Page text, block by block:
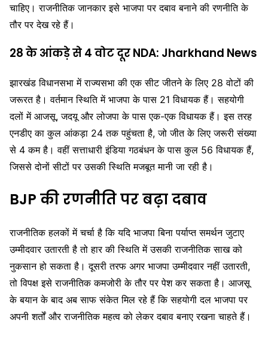
चाहिए। राजनीतिक जानकार इसे भाजपा पर दबाव बनाने की रणनीति के
तौर पर देख रहे हैं।
28 के आंकड़े से 4 वोट दूर NDA: Jharkhand News
झारखंड विधानसभा में राज्यसभा की एक सीट जीतने के लिए 28 वोटों की
जरूरत है। वर्तमान स्थिति में भाजपा के पास 21 विधायक हैं। सहयोगी
दलों में आजसू, जदयू और लोजपा के पास एक-एक विधायक हैं। इस तरह
एनडीए का कुल आंकड़ा 24 तक पहुंचता है, जो जीत के लिए जरूरी संख्या
से 4 कम है। वहीं सत्ताधारी इंडिया गठबंधन के पास कुल 56 विधायक हैं,
जिससे दोनों सीटों पर उसकी स्थिति मजबूत मानी जा रही है।
BJP की रणनीति पर बढ़ा दबाव
राजनीतिक हलकों में चर्चा है कि यदि भाजपा बिना पर्याप्त समर्थन जुटाए
उम्मीदवार उतारती है तो हार की स्थिति में उसकी राजनीतिक साख को
नुकसान हो सकता है। दूसरी तरफ अगर भाजपा उम्मीदवार नहीं उतारती,
तो विपक्ष इसे राजनीतिक कमजोरी के तौर पर पेश कर सकता है। आजसू
के बयान के बाद अब साफ संकेत मिल रहे हैं कि सहयोगी दल भाजपा पर
अपनी शर्तों और राजनीतिक महत्व को लेकर दबाव बनाए रखना चाहते हैं।